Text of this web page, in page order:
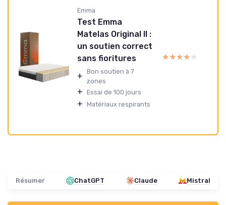
Emma
Test Emma
Matelas Original II :
un soutien correct
sans fioritures
+ Bon soutien à 7
zones
+ Essai de 100 jours
+ Matériaux respirants
★★★★★
★★★★★
Résumer ChatGPT Claude Mistral